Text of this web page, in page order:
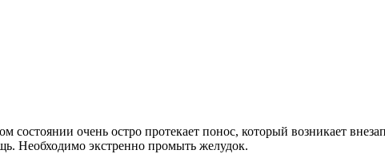
состоянии очень остро протекает понос, который возникает
Необходимо экстренно промыть желудок.